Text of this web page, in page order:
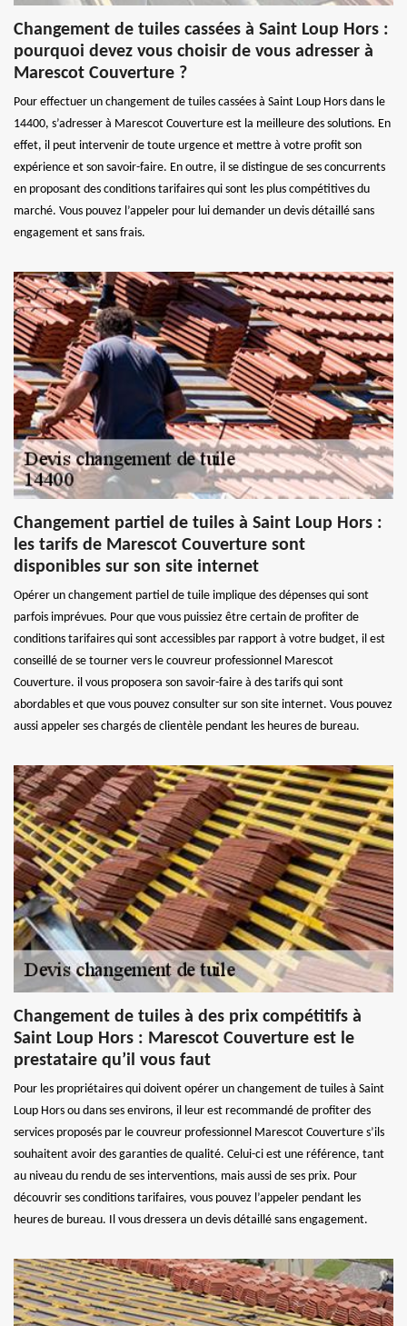
Changement de tuiles cassées à Saint Loup Hors :
pourquoi devez vous choisir de vous adresser à
Marescot Couverture ?
Pour effectuer un changement de tuiles cassées à Saint Loup Hors dans le
14400, s’adresser à Marescot Couverture est la meilleure des solutions. En
effet, il peut intervenir de toute urgence et mettre à votre profit son
expérience et son savoir-faire. En outre, il se distingue de ses concurrents
en proposant des conditions tarifaires qui sont les plus compétitives du
marché. Vous pouvez l’appeler pour lui demander un devis détaillé sans
engagement et sans frais.
Changement partiel de tuiles à Saint Loup Hors :
les tarifs de Marescot Couverture sont
disponibles sur son site internet
Opérer un changement partiel de tuile implique des dépenses qui sont
parfois imprévues. Pour que vous puissiez être certain de profiter de
conditions tarifaires qui sont accessibles par rapport à votre budget, il est
conseillé de se tourner vers le couvreur professionnel Marescot
Couverture. il vous proposera son savoir-faire à des tarifs qui sont
abordables et que vous pouvez consulter sur son site internet. Vous pouvez
aussi appeler ses chargés de clientèle pendant les heures de bureau.
Changement de tuiles à des prix compétitifs à
Saint Loup Hors : Marescot Couverture est le
prestataire qu’il vous faut
Pour les propriétaires qui doivent opérer un changement de tuiles à Saint
Loup Hors ou dans ses environs, il leur est recommandé de profiter des
services proposés par le couvreur professionnel Marescot Couverture s’ils
souhaitent avoir des garanties de qualité. Celui-ci est une référence, tant
au niveau du rendu de ses interventions, mais aussi de ses prix. Pour
découvrir ses conditions tarifaires, vous pouvez l’appeler pendant les
heures de bureau. Il vous dressera un devis détaillé sans engagement.